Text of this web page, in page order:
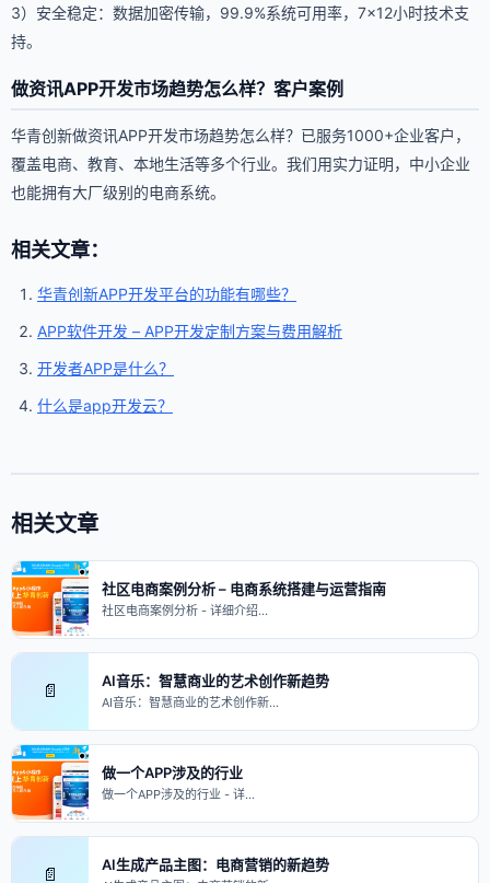
3）安全稳定：数据加密传输，99.9%系统可用率，7×12小时技术支
持。
做资讯APP开发市场趋势怎么样？客户案例
华青创新做资讯APP开发市场趋势怎么样？已服务1000+企业客户，
覆盖电商、教育、本地生活等多个行业。我们用实力证明，中小企业
也能拥有大厂级别的电商系统。
相关文章：
华青创新APP开发平台的功能有哪些？
APP软件开发 – APP开发定制方案与费用解析
开发者APP是什么？
什么是app开发云？
相关文章
社区电商案例分析 – 电商系统搭建与运营指南
社区电商案例分析 - 详细介绍…
📄 AI音乐：智慧商业的艺术创作新趋势
AI音乐：智慧商业的艺术创作新…
做一个APP涉及的行业
做一个APP涉及的行业 - 详…
📄 AI生成产品主图：电商营销的新趋势